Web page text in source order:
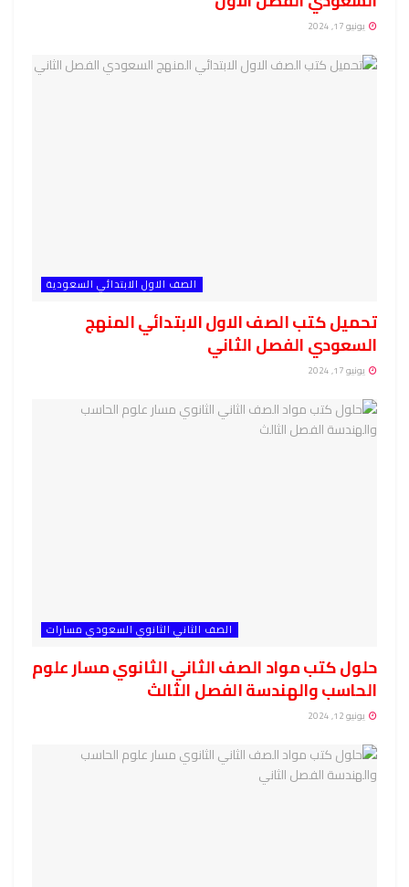
يونيو 17, 2024
الصف الاول الابتدائي السعودية
تحميل كتب الصف الاول الابتدائي المنهج
السعودي الفصل الثاني
يونيو 17, 2024
الصف الثاني الثانوي السعودي مسارات
حلول كتب مواد الصف الثاني الثانوي مسار علوم
الحاسب والهندسة الفصل الثالث
يونيو 12, 2024